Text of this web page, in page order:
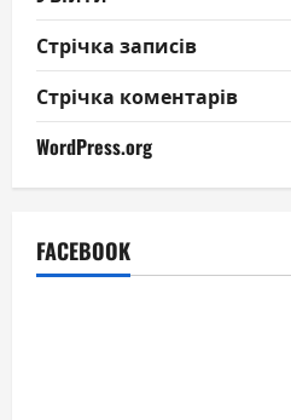
Стрічка записів
Стрічка коментарів
WordPress.org
FACEBOOK